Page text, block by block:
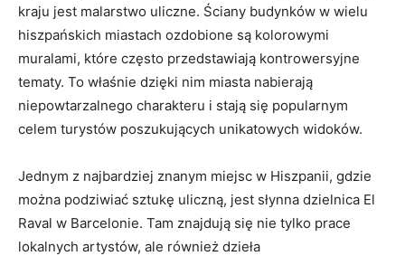
kraju jest malarstwo uliczne. Ściany budynków w wielu
hiszpańskich miastach ozdobione są kolorowymi
muralami, które często przedstawiają kontrowersyjne
tematy. To właśnie dzięki nim miasta nabierają
niepowtarzalnego charakteru i stają się popularnym
celem turystów poszukujących unikatowych widoków.
Jednym z najbardziej znanym miejsc w Hiszpanii, gdzie
można podziwiać sztukę uliczną, jest słynna dzielnica El
Raval w Barcelonie. Tam znajdują się nie tylko prace
lokalnych artystów, ale również dzieła